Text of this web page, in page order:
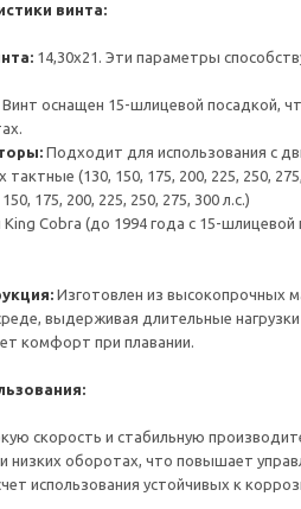
винта:
14,30x21. Эти параметры
Винт оснащен 15-шлицевой посадкой,
Подходит для использования с
(130, 150, 175, 200, 225, 250,
175, 200, 225, 250, 275, 300 л.с.)
Cobra (до 1994 года с 15-шлицевой
Изготовлен из высокопрочных
выдерживая длительные
комфорт при плавании.
скорость и стабильную
низких оборотах, что повышает
использования устойчивых к